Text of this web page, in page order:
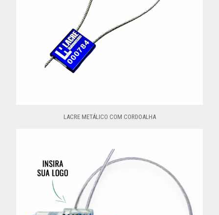
LACRE METÁLICO COM CORDOALHA